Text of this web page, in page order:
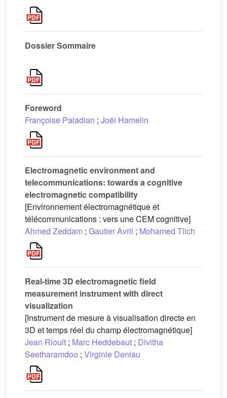
Dossier Sommaire
Foreword
Françoise Paladian ; Joël Hamelin
Electromagnetic environment and
telecommunications: towards a cognitive
electromagnetic compatibility
[Environnement électromagnétique et
télécommunications : vers une CEM cognitive]
Ahmed Zeddam ; Gautier Avril ; Mohamed Tlich
Real-time 3D electromagnetic field
measurement instrument with direct
visualization
[Instrument de mesure à visualisation directe en
3D et temps réel du champ électromagnétique]
Jean Rioult ; Marc Heddebaut ; Divitha
Seetharamdoo ; Virginie Deniau